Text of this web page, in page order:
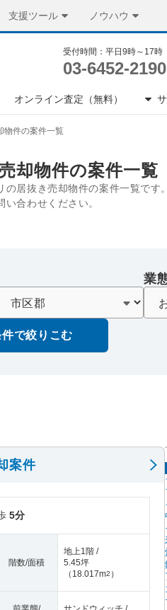
支援ツール ノウハウ
受付時間：平日9時～17時
03-6452-2190
オンライン査定（無料）
物件の案件一覧
却物件の案件一覧
居抜き売却物件の案件一覧です。
合わせください。
業
で絞りこむ
案件
5分
階数/面積
地上1階 /
5.45坪
（ 18.017m2 ）